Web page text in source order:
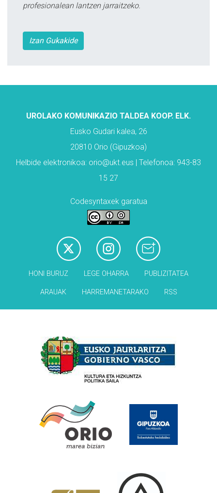
profesionalean lantzen jarraitzeko.
Izan Gukakide
UROLAKO KOMUNIKAZIO TALDEA KOOP. ELK.
Eusko Gudari kalea, 26
20810 Orio (Gipuzkoa)
Helbide elektronikoa: orio@ukt.eus | Telefonoa: 943-83
15 27
Codesyntaxek garatua
HONI BURUZ LEGE OHARRA PUBLIZITATEA
ARAUAK HARREMANETARAKO RSS